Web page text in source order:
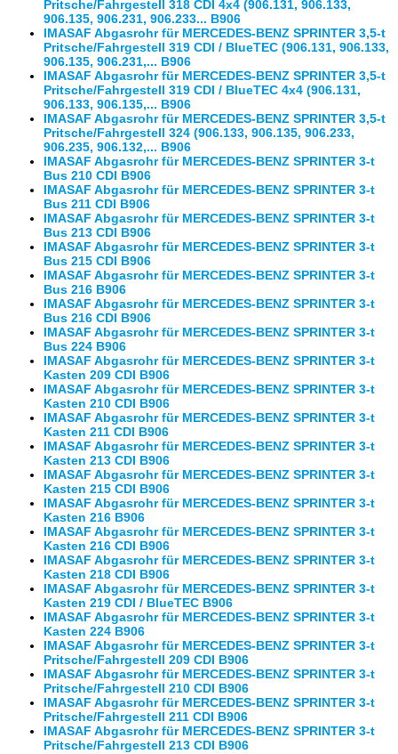
Pritsche/Fahrgestell 318 CDI 4x4 (906.131, 906.133,
906.135, 906.231, 906.233... B906
IMASAF Abgasrohr für MERCEDES-BENZ SPRINTER 3,5-t
Pritsche/Fahrgestell 319 CDI / BlueTEC (906.131, 906.133,
906.135, 906.231,... B906
IMASAF Abgasrohr für MERCEDES-BENZ SPRINTER 3,5-t
Pritsche/Fahrgestell 319 CDI / BlueTEC 4x4 (906.131,
906.133, 906.135,... B906
IMASAF Abgasrohr für MERCEDES-BENZ SPRINTER 3,5-t
Pritsche/Fahrgestell 324 (906.133, 906.135, 906.233,
906.235, 906.132,... B906
IMASAF Abgasrohr für MERCEDES-BENZ SPRINTER 3-t
Bus 210 CDI B906
IMASAF Abgasrohr für MERCEDES-BENZ SPRINTER 3-t
Bus 211 CDI B906
IMASAF Abgasrohr für MERCEDES-BENZ SPRINTER 3-t
Bus 213 CDI B906
IMASAF Abgasrohr für MERCEDES-BENZ SPRINTER 3-t
Bus 215 CDI B906
IMASAF Abgasrohr für MERCEDES-BENZ SPRINTER 3-t
Bus 216 B906
IMASAF Abgasrohr für MERCEDES-BENZ SPRINTER 3-t
Bus 216 CDI B906
IMASAF Abgasrohr für MERCEDES-BENZ SPRINTER 3-t
Bus 224 B906
IMASAF Abgasrohr für MERCEDES-BENZ SPRINTER 3-t
Kasten 209 CDI B906
IMASAF Abgasrohr für MERCEDES-BENZ SPRINTER 3-t
Kasten 210 CDI B906
IMASAF Abgasrohr für MERCEDES-BENZ SPRINTER 3-t
Kasten 211 CDI B906
IMASAF Abgasrohr für MERCEDES-BENZ SPRINTER 3-t
Kasten 213 CDI B906
IMASAF Abgasrohr für MERCEDES-BENZ SPRINTER 3-t
Kasten 215 CDI B906
IMASAF Abgasrohr für MERCEDES-BENZ SPRINTER 3-t
Kasten 216 B906
IMASAF Abgasrohr für MERCEDES-BENZ SPRINTER 3-t
Kasten 216 CDI B906
IMASAF Abgasrohr für MERCEDES-BENZ SPRINTER 3-t
Kasten 218 CDI B906
IMASAF Abgasrohr für MERCEDES-BENZ SPRINTER 3-t
Kasten 219 CDI / BlueTEC B906
IMASAF Abgasrohr für MERCEDES-BENZ SPRINTER 3-t
Kasten 224 B906
IMASAF Abgasrohr für MERCEDES-BENZ SPRINTER 3-t
Pritsche/Fahrgestell 209 CDI B906
IMASAF Abgasrohr für MERCEDES-BENZ SPRINTER 3-t
Pritsche/Fahrgestell 210 CDI B906
IMASAF Abgasrohr für MERCEDES-BENZ SPRINTER 3-t
Pritsche/Fahrgestell 211 CDI B906
IMASAF Abgasrohr für MERCEDES-BENZ SPRINTER 3-t
Pritsche/Fahrgestell 213 CDI B906